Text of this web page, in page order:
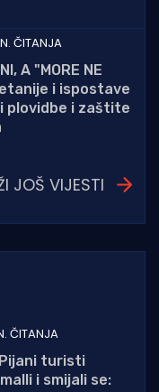
ČITANJA
A "MORE NE
i ispostave
plovidbe i zaštite
JOŠ VIJESTI
ČITANJA
Pijani turisti
i smijali se: